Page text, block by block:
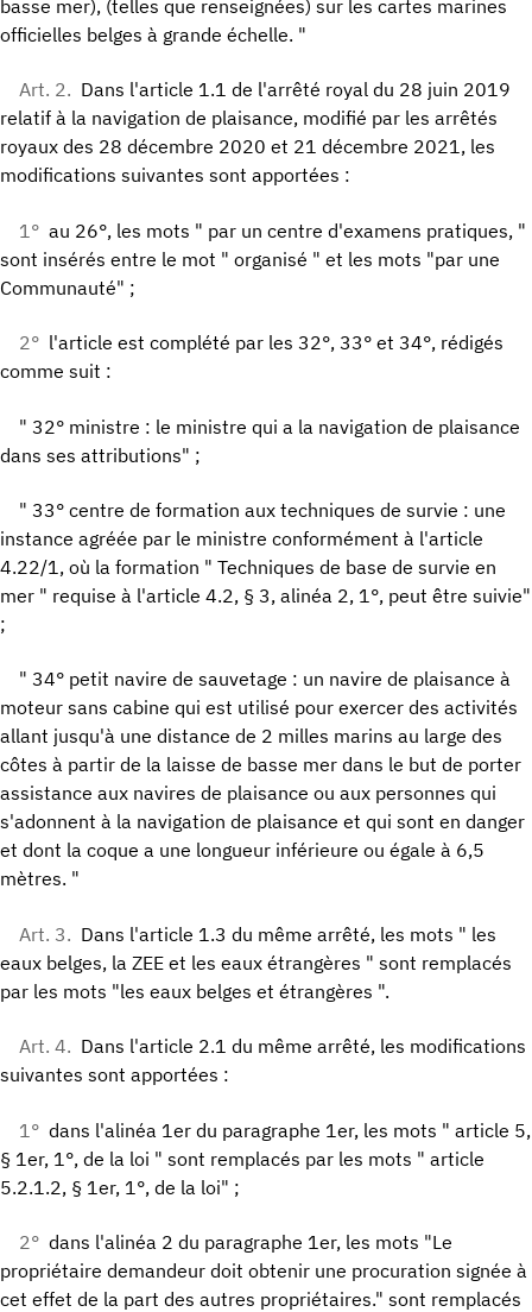
basse mer), (telles que renseignées) sur les cartes marines
officielles belges à grande échelle. "
Art. 2. Dans l'article 1.1 de l'arrêté royal du 28 juin 2019
relatif à la navigation de plaisance, modifié par les arrêtés
royaux des 28 décembre 2020 et 21 décembre 2021, les
modifications suivantes sont apportées :
1° au 26°, les mots " par un centre d'examens pratiques, "
sont insérés entre le mot " organisé " et les mots "par une
Communauté" ;
2° l'article est complété par les 32°, 33° et 34°, rédigés
comme suit :
" 32° ministre : le ministre qui a la navigation de plaisance
dans ses attributions" ;
" 33° centre de formation aux techniques de survie : une
instance agréée par le ministre conformément à l'article
4.22/1, où la formation " Techniques de base de survie en
mer " requise à l'article 4.2, § 3, alinéa 2, 1°, peut être suivie"
;
" 34° petit navire de sauvetage : un navire de plaisance à
moteur sans cabine qui est utilisé pour exercer des activités
allant jusqu'à une distance de 2 milles marins au large des
côtes à partir de la laisse de basse mer dans le but de porter
assistance aux navires de plaisance ou aux personnes qui
s'adonnent à la navigation de plaisance et qui sont en danger
et dont la coque a une longueur inférieure ou égale à 6,5
mètres. "
Art. 3. Dans l'article 1.3 du même arrêté, les mots " les
eaux belges, la ZEE et les eaux étrangères " sont remplacés
par les mots "les eaux belges et étrangères ".
Art. 4. Dans l'article 2.1 du même arrêté, les modifications
suivantes sont apportées :
1° dans l'alinéa 1er du paragraphe 1er, les mots " article 5,
§ 1er, 1°, de la loi " sont remplacés par les mots " article
5.2.1.2, § 1er, 1°, de la loi" ;
2° dans l'alinéa 2 du paragraphe 1er, les mots "Le
propriétaire demandeur doit obtenir une procuration signée à
cet effet de la part des autres propriétaires." sont remplacés